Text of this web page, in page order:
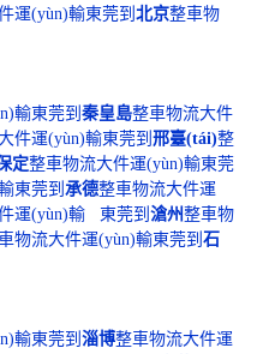
運(yùn)輸東莞到北京整車物
輸東莞到秦皇島整車物流大件
件運(yùn)輸東莞到邢臺(tái)整
定整車物流大件運(yùn)輸東莞
東莞到承德整車物流大件運
運(yùn)輸 東莞到滄州整車物
物流大件運(yùn)輸東莞到石
輸東莞到淄博整車物流大件運